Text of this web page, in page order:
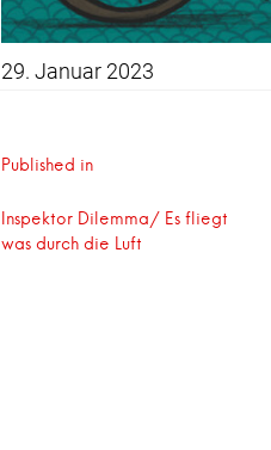
29. Januar 2023
Published in
Inspektor Dilemma/ Es fliegt
was durch die Luft